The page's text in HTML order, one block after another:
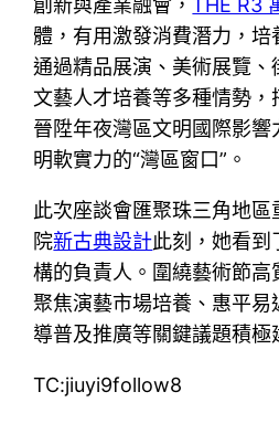
創新與產業融會，THE R3
體，有用激發消費潛力，培
通過精品展演、美術展覽
文藝人才培養等多種情勢，
晉陞年夜灣區文明國際影
明軟實力的“灣區窗口”。
此次座談會匯聚珠三角地
院新古典設計此刻，她看到
構的負責人。圍繞藝術節高
聚焦演藝市場培養、惠平
導普及推廣等關鍵議題積極
TC:jiuyi9follow8